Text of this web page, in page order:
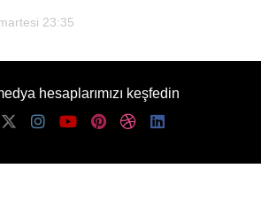
23:35
hesaplarımızı keşfedin